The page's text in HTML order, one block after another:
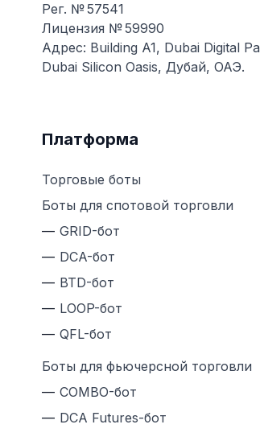
Рег. № 57541
Лицензия № 59990
Адрес: Building A1, Dubai Digital
Dubai Silicon Oasis, Дубай, ОАЭ.
Платформа
Торговые боты
Боты для спотовой торговли
GRID-бот
DCA-бот
BTD-бот
LOOP-бот
QFL-бот
Боты для фьючерсной торговли
COMBO-бот
DCA Futures-бот